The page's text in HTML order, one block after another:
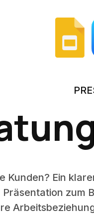
Kunden? Ein
zum